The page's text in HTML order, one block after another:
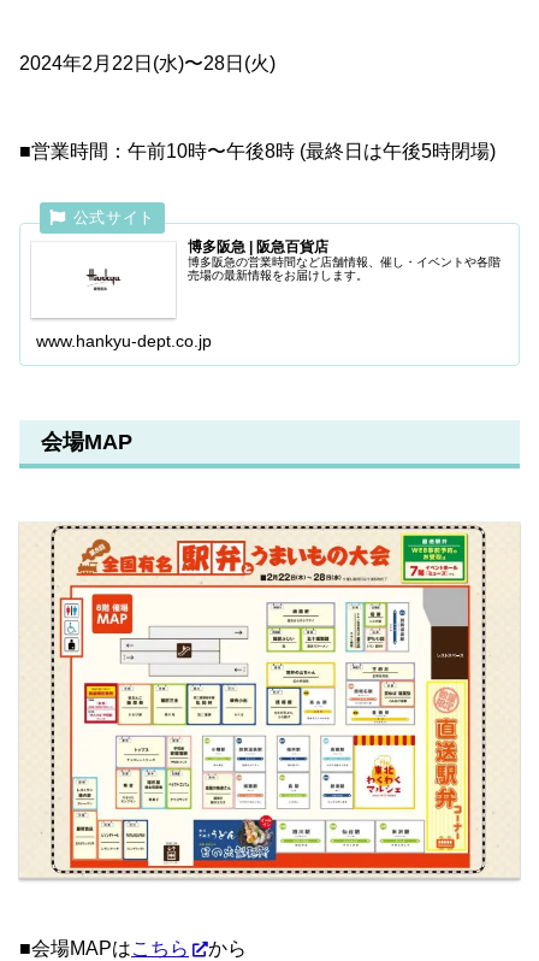
2024年2月22日(水)〜28日(火)
■営業時間：午前10時〜午後8時 (最終日は午後5時閉場)
博多阪急 | 阪急百貨店
博多阪急の営業時間など店舗情報、催し・イベントや各階
売場の最新情報をお届けします。
www.hankyu-dept.co.jp
会場MAP
■会場MAPはこちら から